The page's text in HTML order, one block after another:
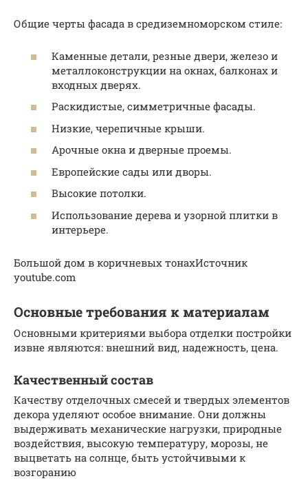
Общие черты фасада в средиземноморском стиле:
Каменные детали, резные двери, железо и
металлоконструкции на окнах, балконах и
входных дверях.
Раскидистые, симметричные фасады.
Низкие, черепичные крыши.
Арочные окна и дверные проемы.
Европейские сады или дворы.
Высокие потолки.
Использование дерева и узорной плитки в
интерьере.
Большой дом в коричневых тонахИсточник
youtube.com
Основные требования к материалам
Основными критериями выбора отделки постройки
извне являются: внешний вид, надежность, цена.
Качественный состав
Качеству отделочных смесей и твердых элементов
декора уделяют особое внимание. Они должны
выдерживать механические нагрузки, природные
воздействия, высокую температуру, морозы, не
выцветать на солнце, быть устойчивыми к
возгоранию